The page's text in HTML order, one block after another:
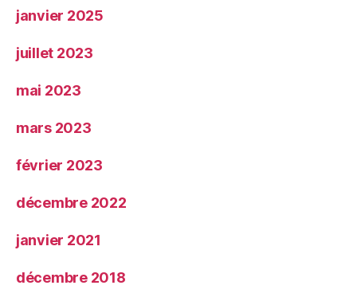
janvier 2025
juillet 2023
mai 2023
mars 2023
février 2023
décembre 2022
janvier 2021
décembre 2018